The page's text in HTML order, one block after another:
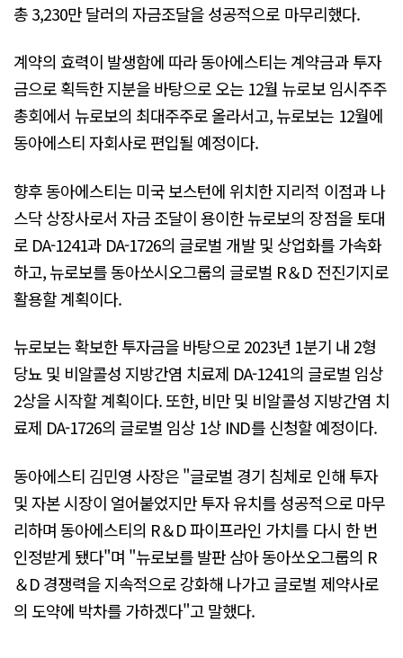
총 3,230만 달러의 자금조달을 성공적으로 마무리했다.
계약의 효력이 발생함에 따라 동아에스티는 계약금과 투자
금으로 획득한 지분을 바탕으로 오는 12월 뉴로보 임시주주
총회에서 뉴로보의 최대주주로 올라서고, 뉴로보는 12월에
동아에스티 자회사로 편입될 예정이다.
향후 동아에스티는 미국 보스턴에 위치한 지리적 이점과 나
스닥 상장사로서 자금 조달이 용이한 뉴로보의 장점을 토대
로 DA-1241과 DA-1726의 글로벌 개발 및 상업화를 가속화
하고, 뉴로보를 동아쏘시오그룹의 글로벌 R＆D 전진기지로
활용할 계획이다.
뉴로보는 확보한 투자금을 바탕으로 2023년 1분기 내 2형
당뇨 및 비알콜성 지방간염 치료제 DA-1241의 글로벌 임상
2상을 시작할 계획이다. 또한, 비만 및 비알콜성 지방간염 치
료제 DA-1726의 글로벌 임상 1상 IND를 신청할 예정이다.
동아에스티 김민영 사장은 "글로벌 경기 침체로 인해 투자
및 자본 시장이 얼어붙었지만 투자 유치를 성공적으로 마무
리하며 동아에스티의 R＆D 파이프라인 가치를 다시 한 번
인정받게 됐다"며 "뉴로보를 발판 삼아 동아쏘오그룹의 R
＆D 경쟁력을 지속적으로 강화해 나가고 글로벌 제약사로
의 도약에 박차를 가하겠다"고 말했다.